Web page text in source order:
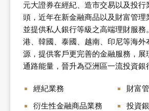
元大證券在經紀、造市交易以及投行
頭，近年在新金融商品以及財富管理
並提供私人銀行等級之高端理財服務
港、韓國、泰國、越南、印尼等海外
源，提供客戶更完善的金融服務，展
通路能量，晉升為亞洲區一流投資銀
經紀業務
財富
衍生性金融商品業務
投資